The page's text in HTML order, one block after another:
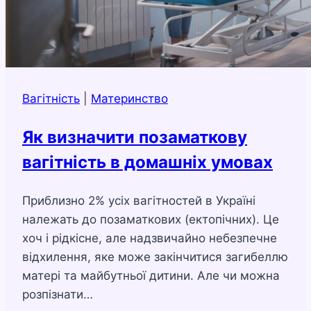
Вагітність Материнство
Як визначити позаматкову
вагітність в домашніх умовах
Приблизно 2% усіх вагітностей в Україні
належать до позаматкових (ектопічних). Це
хоч і рідкісне, але надзвичайно небезпечне
відхилення, яке може закінчитися загибеллю
матері та майбутньої дитини. Але чи можна
розпізнати…